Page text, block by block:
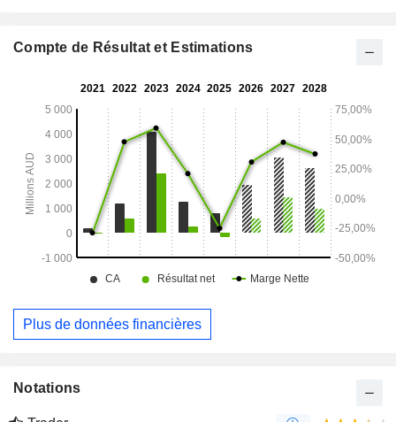
Compte de Résultat et Estimations
Plus de données financières
Notations